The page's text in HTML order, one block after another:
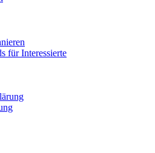
für Interessierte